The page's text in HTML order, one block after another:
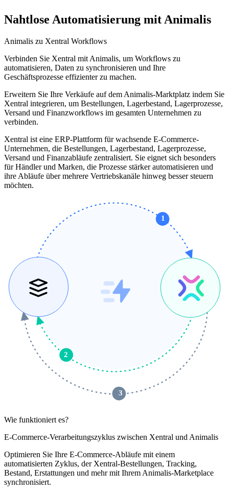
Nahtlose Automatisierung mit Animalis
Animalis zu Xentral Workflows
Verbinden Sie Xentral mit Animalis, um Workflows zu
automatisieren, Daten zu synchronisieren und Ihre
Geschäftsprozesse effizienter zu machen.
Erweitern Sie Ihre Verkäufe auf dem Animalis-Marktplatz indem Sie
Xentral integrieren, um Bestellungen, Lagerbestand, Lagerprozesse,
Versand und Finanzworkflows im gesamten Unternehmen zu
verbinden.
Xentral ist eine ERP-Plattform für wachsende E-Commerce-
Unternehmen, die Bestellungen, Lagerbestand, Lagerprozesse,
Versand und Finanzabläufe zentralisiert. Sie eignet sich besonders
für Händler und Marken, die Prozesse stärker automatisieren und
ihre Abläufe über mehrere Vertriebskanäle hinweg besser steuern
möchten.
1
2
3
Wie funktioniert es?
E-Commerce-Verarbeitungszyklus zwischen Xentral und Animalis
Optimieren Sie Ihre E-Commerce-Abläufe mit einem
automatisierten Zyklus, der Xentral-Bestellungen, Tracking,
Bestand, Erstattungen und mehr mit Ihrem Animalis-Marketplace
synchronisiert.